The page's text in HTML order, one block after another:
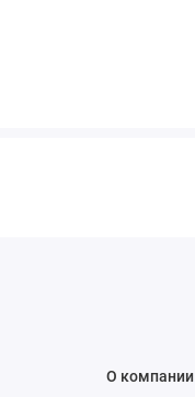
О компании